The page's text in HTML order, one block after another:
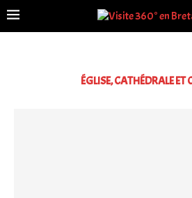
ÉGLISE, CATHÉDRALE ET